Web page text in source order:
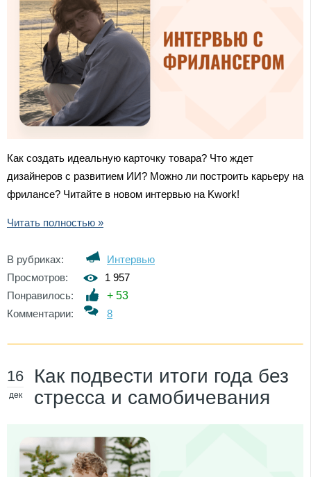
Как создать идеальную карточку товара? Что ждет
дизайнеров с развитием ИИ? Можно ли построить карьеру на
фрилансе? Читайте в новом интервью на Kwork!
Читать полностью »
В рубриках:
Интервью
Просмотров:
1 957
Понравилось:
+ 53
Комментарии:
8
16
дек
Как подвести итоги года без
стресса и самобичевания